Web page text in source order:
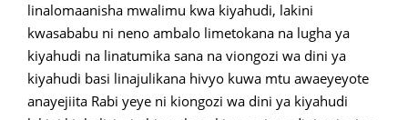
linalomaanisha mwalimu kwa kiyahudi, lakini
kwasababu ni neno ambalo limetokana na lugha ya
kiyahudi na linatumika sana na viongozi wa dini ya
kiyahudi basi linajulikana hivyo kuwa mtu awaeyeyote
anayejiita Rabi yeye ni kiongozi wa dini ya kiyahudi